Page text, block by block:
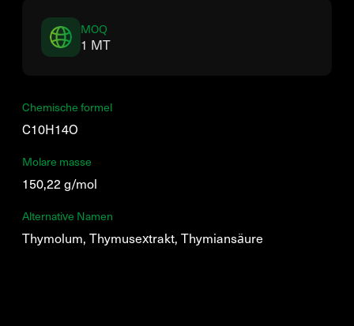
MOQ
1 MT
Chemische formel
C10H14O
Molare masse
150,22 g/mol
Alternative Namen
Thymolum, Thymusextrakt, Thymiansäure